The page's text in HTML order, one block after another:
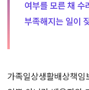
여부를 모른 채 수
부족해지는 일이
가족일상생활배상책